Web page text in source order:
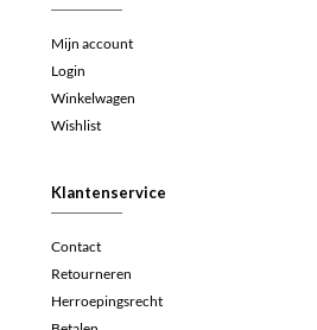
Mijn account
Login
Winkelwagen
Wishlist
Klantenservice
Contact
Retourneren
Herroepingsrecht